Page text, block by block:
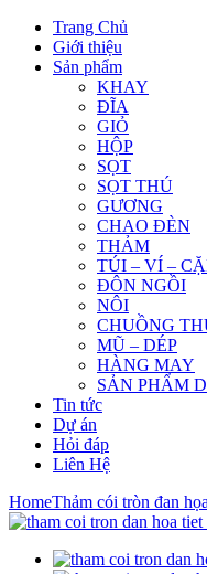
Trang Chủ
Giới thiệu
Sản phẩm
KHAY
ĐĨA
GIỎ
HỘP
SỌT
SỌT THÚ
GƯƠNG
CHAO ĐÈN
THẢM
TÚI – VÍ –
ĐÔN NGỒI
NÔI
CHUỒNG
MŨ – DÉP
HÀNG MAY
SẢN PHẨM
Tin tức
Dự án
Hỏi đáp
Liên Hệ
HomeThảm cói tròn đan